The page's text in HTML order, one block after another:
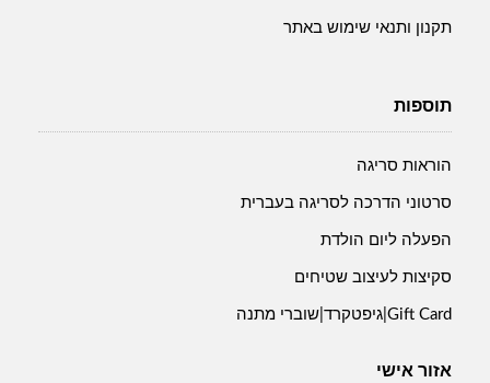
תקנון ותנאי שימוש באתר
תוספות
הוראות סריגה
סרטוני הדרכה לסריגה בעברית
הפעלה ליום הולדת
סקיצות לעיצוב שטיחים
Gift Card|גיפטקרד|שוברי מתנה
אזור אישי